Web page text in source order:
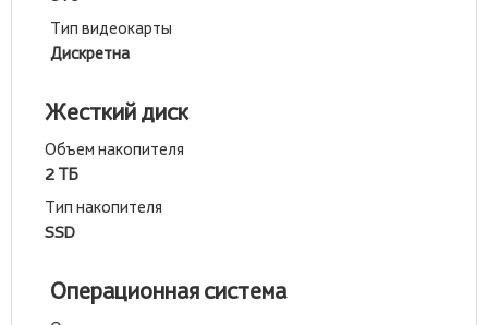
Тип видеокарты
Дискретна
Жесткий диск
Объем накопителя
2 ТБ
Тип накопителя
SSD
Операционная система